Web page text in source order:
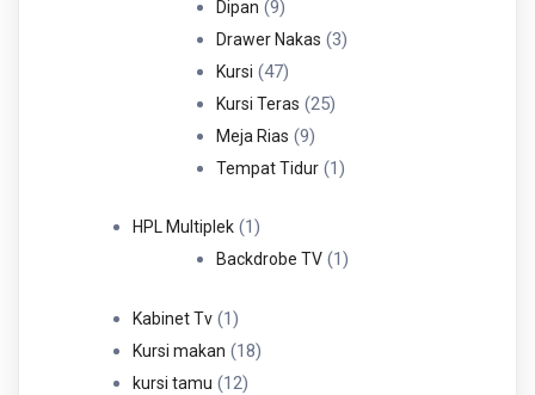
Dipan 99
Produk
Drawer Nakas 33
Kursi 4747
Produk
Kursi Teras 2525
Meja Rias 99
Produk
Tempat Tidur 11
HPL Multiplek 11
Produk
Backdrobe TV 11
Kabinet Tv 11
Produk
Kursi makan 1818
kursi tamu 1212